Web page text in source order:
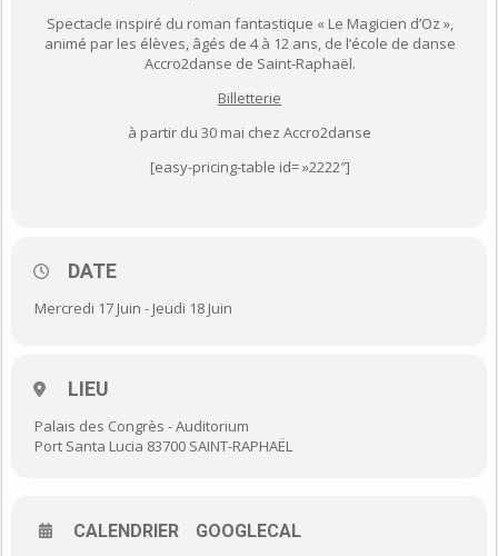
Spectacle inspiré du roman fantastique « Le Magicien d’Oz »,
animé par les élèves, âgés de 4 à 12 ans, de l’école de danse
Accro2danse de Saint-Raphaël.
Billetterie
à partir du 30 mai chez Accro2danse
[easy-pricing-table id= »2222″]
DATE
Mercredi 17 Juin - Jeudi 18 Juin
LIEU
Palais des Congrès - Auditorium
Port Santa Lucia 83700 SAINT-RAPHAËL
CALENDRIER GOOGLECAL